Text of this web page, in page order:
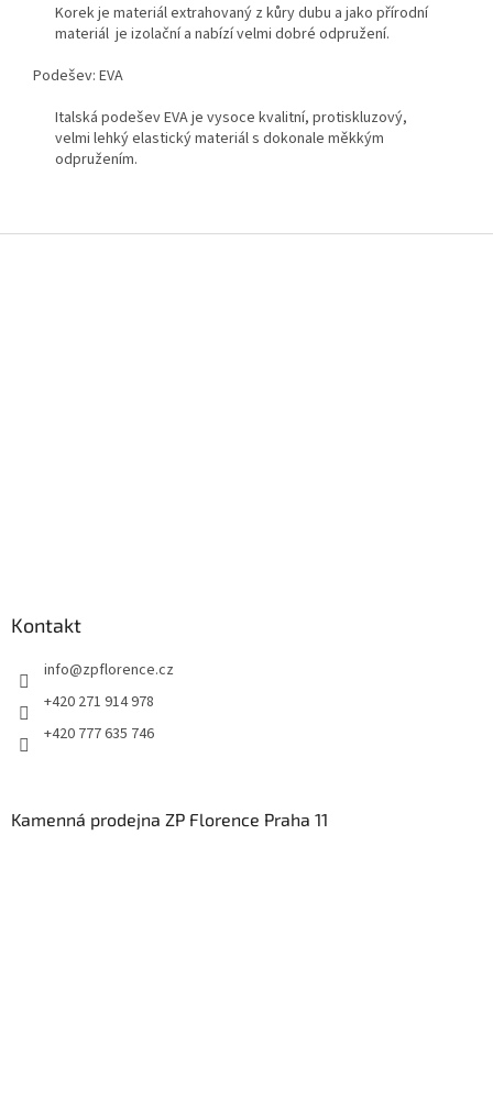
Korek je materiál extrahovaný z kůry dubu a jako přírodní
materiál je izolační a nabízí velmi dobré odpružení.
Podešev: EVA
Italská podešev EVA je vysoce kvalitní, protiskluzový,
velmi lehký elastický materiál s dokonale měkkým
odpružením.
Kontakt
info@zpflorence.cz
+420 271 914 978
+420 777 635 746
Kamenná prodejna ZP Florence Praha 11